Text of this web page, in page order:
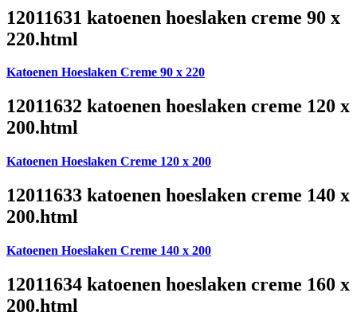
12011631 katoenen hoeslaken creme 90 x
220.html
Katoenen Hoeslaken Creme 90 x 220
12011632 katoenen hoeslaken creme 120 x
200.html
Katoenen Hoeslaken Creme 120 x 200
12011633 katoenen hoeslaken creme 140 x
200.html
Katoenen Hoeslaken Creme 140 x 200
12011634 katoenen hoeslaken creme 160 x
200.html